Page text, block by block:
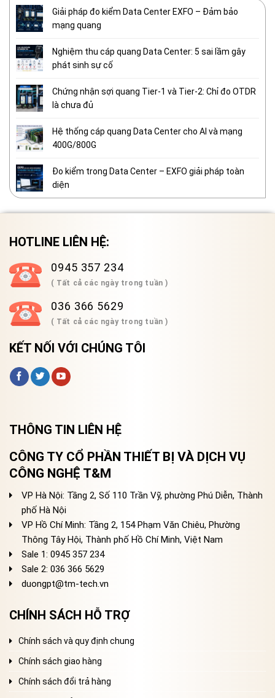
Giải pháp đo kiểm Data Center EXFO – Đảm bảo
mạng quang
Nghiệm thu cáp quang Data Center: 5 sai lầm gây
phát sinh sự cố
Chứng nhận sợi quang Tier-1 và Tier-2: Chỉ đo OTDR
là chưa đủ
Hệ thống cáp quang Data Center cho AI và mạng
400G/800G
Đo kiểm trong Data Center – EXFO giải pháp toàn
diện
HOTLINE LIÊN HỆ:
0945 357 234
( Tất cả các ngày trong tuần )
036 366 5629
( Tất cả các ngày trong tuần )
KẾT NỐI VỚI CHÚNG TÔI
THÔNG TIN LIÊN HỆ
CÔNG TY CỔ PHẦN THIẾT BỊ VÀ DỊCH VỤ
CÔNG NGHỆ T&M
VP Hà Nội: Tầng 2, Số 110 Trần Vỹ, phường Phú Diễn, Thành
phố Hà Nội
VP Hồ Chí Minh: Tầng 2, 154 Phạm Văn Chiêu, Phường
Thông Tây Hội, Thành phố Hồ Chí Minh, Việt Nam
Sale 1: 0945 357 234
Sale 2: 036 366 5629
duongpt@tm-tech.vn
CHÍNH SÁCH HỖ TRỢ
Chính sách và quy định chung
Chính sách giao hàng
Chính sách đổi trả hàng